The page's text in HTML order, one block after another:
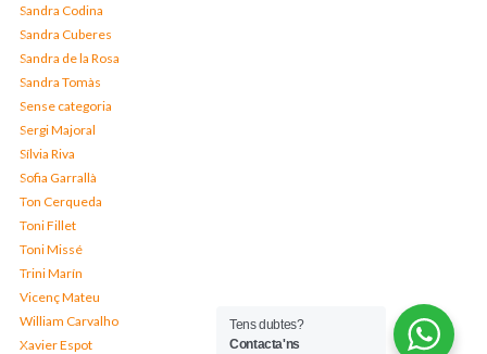
Sandra Codina
Sandra Cuberes
Sandra de la Rosa
Sandra Tomàs
Sense categoria
Sergi Majoral
Sílvia Riva
Sofia Garrallà
Ton Cerqueda
Toni Fillet
Toni Missé
Trini Marín
Vicenç Mateu
William Carvalho
Xavier Espot
Tens dubtes?
Contacta'ns